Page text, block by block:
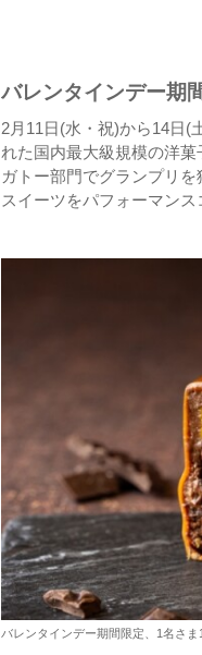
バレンタインデー期
2月11日(水・祝)から14日(
れた国内最大級規模の洋
ガトー部門でグランプリ
スイーツをパフォーマンス
バレンタインデー期間限定、1名さ